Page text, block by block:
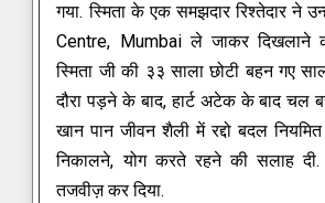
गया.स्मिता के एक समझदार रिश्तेदार ने
Centre, Mumbai ले जाकर दिखलाने
स्मिता जी की ३३ साला छोटी बहन गए
दौरा पड़ने के बाद, हार्ट अटेक के बाद चल
खान पान जीवन शैली में रद्दो बदल
निकालने, योग करते रहने की सलाह दी.
तजवीज़ कर दिया.